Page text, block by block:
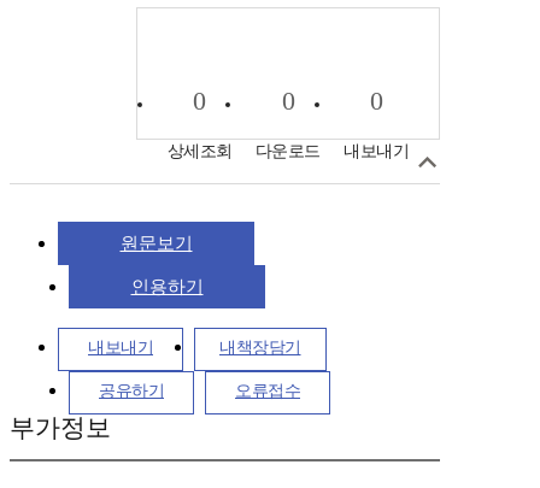
0
상세조회
0
다운로드
0
내보내기
원문보기
인용하기
내보내기 내책장담기
공유하기 오류접수
부가정보